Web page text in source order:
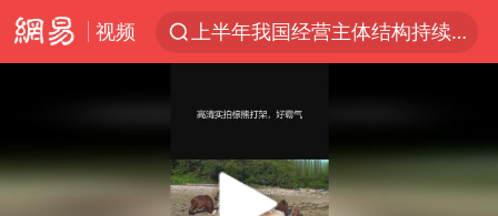
视频
上半年我国经营主体结构持续优化
王艺迪无缘横滨赛决赛
浙江省委书记王浩再调度：该停下的坚决停下来，让社会面静下来